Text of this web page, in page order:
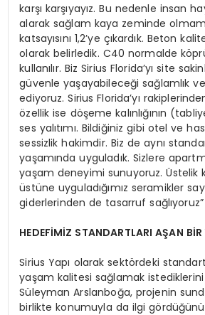
karşı karşıyayız. Bu nedenle insan
alarak sağlam kaya zeminde
katsayısını 1,2’ye çıkardık. Beton
olarak belirledik. C40 normalde
kullanılır. Biz Sirius Florida’yı site
güvenle yaşayabileceği sağlamlık
ediyoruz. Sirius Florida’yı
özellik ise döşeme kalınlığının
ses yalıtımı. Bildiğiniz gibi otel ve
sessizlik hakimdir. Biz de aynı
yaşamında uyguladık. Sizlere
yaşam deneyimi sunuyoruz. Üstelik
üstüne uyguladığımız seramikler
giderlerinden de tasarruf
HEDEFİMİZ STANDARTLARI AŞAN
Sirius Yapı olarak sektördeki
yaşam kalitesi sağlamak
Süleyman Arslanboğa, projenin
birlikte konumuyla da ilgi